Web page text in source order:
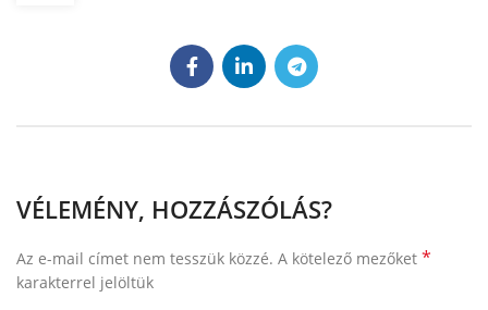
VÉLEMÉNY, HOZZÁSZÓLÁS?
Az e-mail címet nem tesszük közzé. A kötelező mezőket *
karakterrel jelöltük